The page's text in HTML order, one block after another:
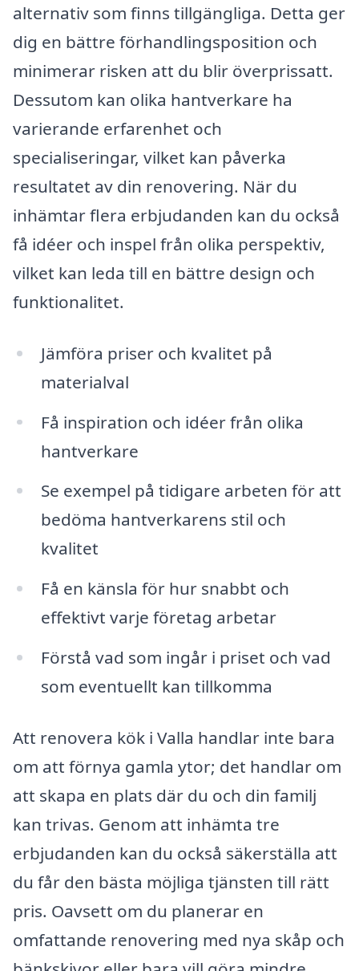
alternativ som finns tillgängliga. Detta ger
dig en bättre förhandlingsposition och
minimerar risken att du blir överprissatt.
Dessutom kan olika hantverkare ha
varierande erfarenhet och
specialiseringar, vilket kan påverka
resultatet av din renovering. När du
inhämtar flera erbjudanden kan du också
få idéer och inspel från olika perspektiv,
vilket kan leda till en bättre design och
funktionalitet.
Jämföra priser och kvalitet på
materialval
Få inspiration och idéer från olika
hantverkare
Se exempel på tidigare arbeten för att
bedöma hantverkarens stil och
kvalitet
Få en känsla för hur snabbt och
effektivt varje företag arbetar
Förstå vad som ingår i priset och vad
som eventuellt kan tillkomma
Att renovera kök i Valla handlar inte bara
om att förnya gamla ytor; det handlar om
att skapa en plats där du och din familj
kan trivas. Genom att inhämta tre
erbjudanden kan du också säkerställa att
du får den bästa möjliga tjänsten till rätt
pris. Oavsett om du planerar en
omfattande renovering med nya skåp och